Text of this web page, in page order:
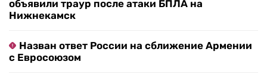
объявили траур после атаки БПЛА на
Нижнекамск
Назван ответ России на сближение Армении
с Евросоюзом